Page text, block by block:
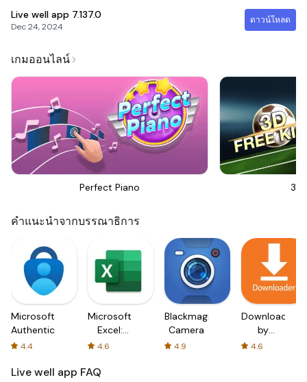
Live well app 7.137.0
Dec 24, 2024
ดาวน์โหลด
เกมออนไลน์
Perfect Piano 3D
คำแนะนำจากบรรณาธิการ
Microsoft
Authenticator
4.4
Microsoft
Excel:
Spreadsheets
4.6
Blackmagic
Camera
4.9
Downloader
by
AFTVnews
4.6
Live well app FAQ